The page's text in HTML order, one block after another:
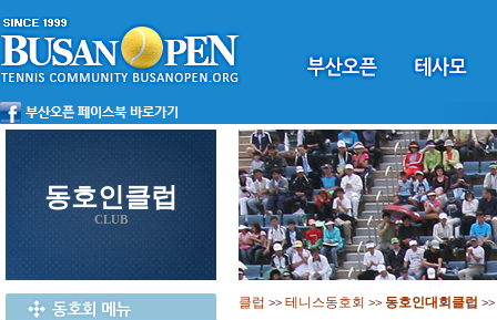
동호인클럽
CLUB
클럽 >> 테니스동호회 >> 동호인대회클럽 >>